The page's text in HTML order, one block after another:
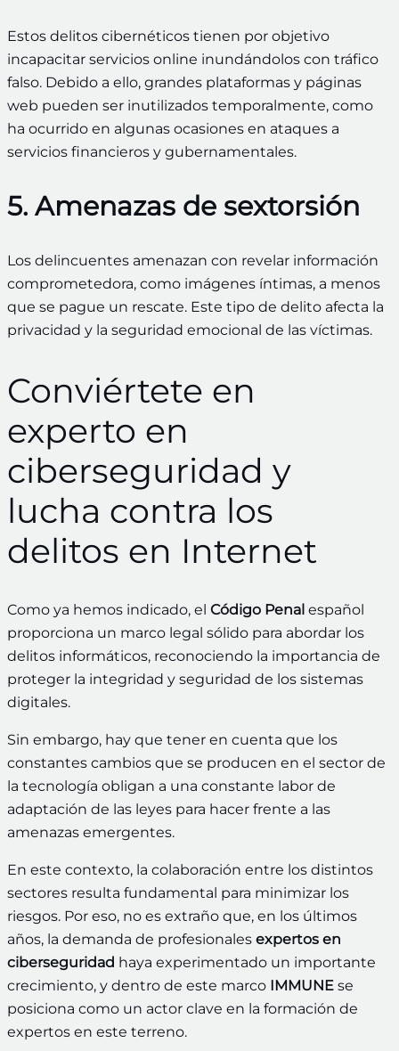
Estos delitos cibernéticos tienen por objetivo
incapacitar servicios online inundándolos con tráfico
falso. Debido a ello, grandes plataformas y páginas
web pueden ser inutilizados temporalmente, como
ha ocurrido en algunas ocasiones en ataques a
servicios financieros y gubernamentales.
5. Amenazas de sextorsión
Los delincuentes amenazan con revelar información
comprometedora, como imágenes íntimas, a menos
que se pague un rescate. Este tipo de delito afecta la
privacidad y la seguridad emocional de las víctimas.
Conviértete en
experto en
ciberseguridad y
lucha contra los
delitos en Internet
Como ya hemos indicado, el Código Penal español
proporciona un marco legal sólido para abordar los
delitos informáticos, reconociendo la importancia de
proteger la integridad y seguridad de los sistemas
digitales.
Sin embargo, hay que tener en cuenta que los
constantes cambios que se producen en el sector de
la tecnología obligan a una constante labor de
adaptación de las leyes para hacer frente a las
amenazas emergentes.
En este contexto, la colaboración entre los distintos
sectores resulta fundamental para minimizar los
riesgos. Por eso, no es extraño que, en los últimos
años, la demanda de profesionales expertos en
ciberseguridad haya experimentado un importante
crecimiento, y dentro de este marco IMMUNE se
posiciona como un actor clave en la formación de
expertos en este terreno.